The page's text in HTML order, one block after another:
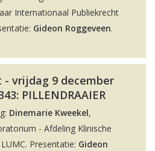
Internationaal Publiekrecht
Gideon Roggeveen.
- vrijdag 9 december
PILLENDRAAIER
Dinemarie Kweekel,
- Afdeling Klinische
Presentatie: Gideon